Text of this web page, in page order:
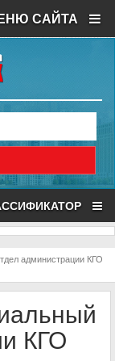
САЙТА
администрации КГО
КГО